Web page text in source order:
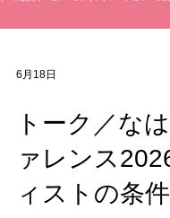
6月18日
トーク／な
ァレンス